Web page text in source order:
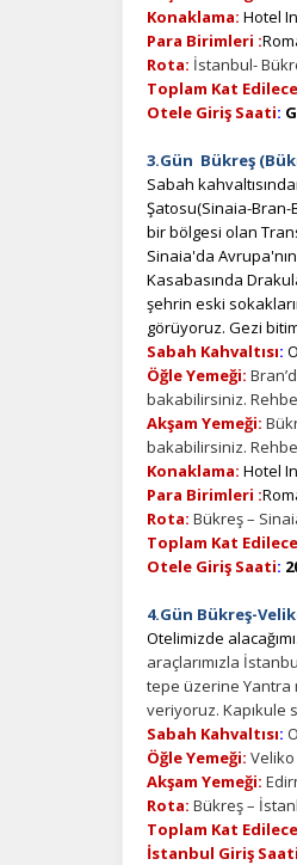
Konaklama: Hotel
Para Birimleri :
Rota: İstanbul-
Toplam Kat
Otele Giriş Saati:
3.Gün Bükreş
Sabah
Şatosu(Sinaia-Bran-
bir bölgesi olan
Sinaia'da
Kasabasında
şehrin eski
görüyoruz. Gezi
Sabah Kahvaltısı:
Öğle Yemeği:
bakabilirsiniz.
Akşam Yemeği:
bakabilirsiniz.
Konaklama: Hotel
Para Birimleri :
Rota: Bükreş –
Toplam Kat
Otele Giriş Saati:
4.Gün Bükreş-
Otelimizde
araçlarımızla
tepe üzerine
veriyoruz. Kapıkule
Sabah Kahvaltısı:
Öğle Yemeği:
Akşam Yemeği:
Rota: Bükreş –
Toplam Kat
İstanbul Giriş Saati